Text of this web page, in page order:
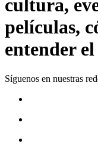
cultura,
películas,
entender
Síguenos en nuestras